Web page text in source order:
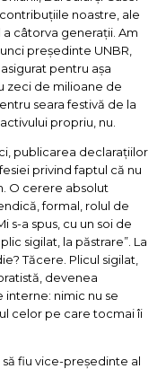
noastre, ale
câtorva generații. Am
președinte UNBR,
pentru așa
zeci de milioane de
seara festivă de la
propriu, nu.
publicarea declarațiilor
privind faptul că nu
O cerere absolut
formal, rolul de
s-a spus, cu un soi de
sigilat, la păstrare”. La
Tăcere. Plicul sigilat,
devenea
nimic nu se
celor pe care tocmai îi
fiu vice-președinte al